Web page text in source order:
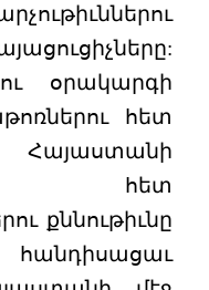
օրակարգի
հետ
Հայաստանի
հետ
քննութիւնը